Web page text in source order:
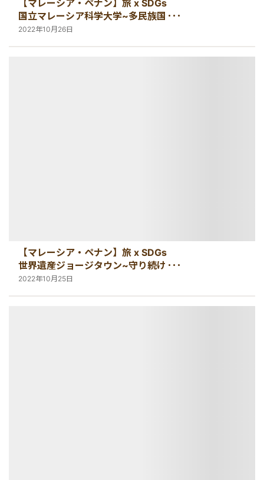
【マレーシア・ペナン】旅 x SDGs
国立マレーシア科学大学~多民族国家
の交流能力~
2022年10月26日
【マレーシア・ペナン】旅 x SDGs
世界遺産ジョージタウン~守り続ける
遺産~
2022年10月25日